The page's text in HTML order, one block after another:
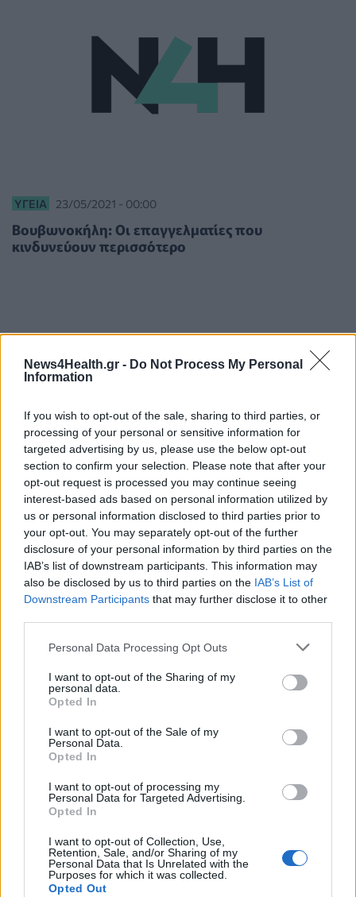
News4Health.gr - Do Not Process My Personal
Information
If you wish to opt-out of the sale, sharing to third parties, or
processing of your personal or sensitive information for
targeted advertising by us, please use the below opt-out
section to confirm your selection. Please note that after your
opt-out request is processed you may continue seeing
interest-based ads based on personal information utilized by
us or personal information disclosed to third parties prior to
your opt-out. You may separately opt-out of the further
disclosure of your personal information by third parties on the
IAB’s list of downstream participants. This information may
also be disclosed by us to third parties on the IAB’s List of
Downstream Participants that may further disclose it to other
Personal Data Processing Opt Outs
I want to opt-out of the Sharing of my
personal data.
Opted In
I want to opt-out of the Sale of my
Personal Data.
Opted In
I want to opt-out of processing my
Personal Data for Targeted Advertising.
Opted In
I want to opt-out of Collection, Use,
Retention, Sale, and/or Sharing of my
Personal Data that Is Unrelated with the
Purposes for which it was collected.
Opted Out
ΥΓΕΊΑ 23/05/2021 - 00:00
Βουβωνοκήλη: Οι επαγγελματίες που
κινδυνεύουν περισσότερο
ΥΓΕΊΑ 19/06/2020 - 14:21
Ποιοι επαγγελματίες κινδυνεύουν από
«κλείδωμα» των δακτύλων;
ΤΕΛΕΥΤΑΙΑ ΝΕΑ
ΕΕΣ: Τα μέτρα ασφαλείας που πρέπει να λάβουν οι
ΕΠΙΚΑΙΡΌΤΗΤΑ 07/08/2026 - 21:44
Καλοκαιρινές διακοπές με ασφάλεια και για τους
καρδιοπαθείς
HEALTH TALK 07/08/2026 - 20:58
ΕΚΕΑ: Δίνουμε αίμα ακόμα και στις διακοπές σε μία
από τις 96 υπηρεσίες της χώρας
07/08/2026 - 20:24